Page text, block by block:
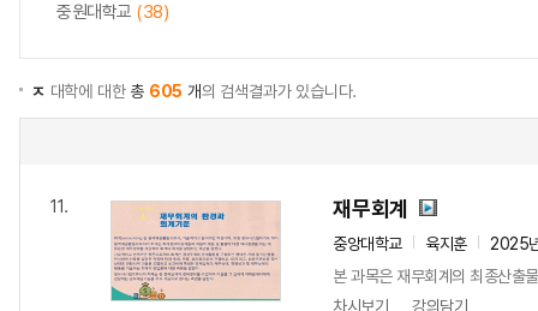
중원대학교 (38)
ㅈ 대학에 대한총 605 개의 검색결과가 있습니다.
11. 재무회계
중앙대학교 육지훈
2025
본 과목은 재무회계의 최종산출
차시보기
강의담기